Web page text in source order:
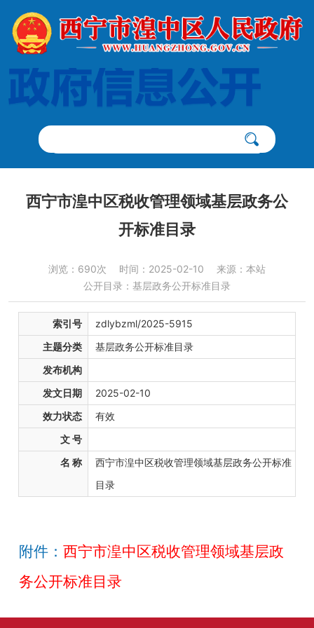
西宁市湟中区税收管理领域基层政务公
开标准目录
浏览：690次 时间：2025-02-10
来源：本站
公开目录：基层政务公开标准目录
索引号
zdlybzml/2025-5915
主题分类
基层政务公开标准目录
发布机构
发文日期
2025-02-10
效力状态
有效
文 号
名 称
西宁市湟中区税收管理领域基层政务公开标准
目录
附件： 西宁市湟中区税收管理领域基层政
务公开标准目录